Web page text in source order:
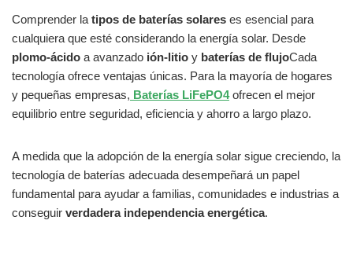
Comprender la tipos de baterías solares es esencial para
cualquiera que esté considerando la energía solar. Desde
plomo-ácido a avanzado ión-litio y baterías de flujoCada
tecnología ofrece ventajas únicas. Para la mayoría de hogares
y pequeñas empresas, Baterías LiFePO4ofrecen el mejor
equilibrio entre seguridad, eficiencia y ahorro a largo plazo.
A medida que la adopción de la energía solar sigue creciendo, la
tecnología de baterías adecuada desempeñará un papel
fundamental para ayudar a familias, comunidades e industrias a
conseguir verdadera independencia energética.